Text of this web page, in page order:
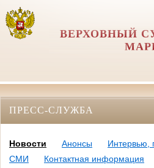
ВЕРХОВНЫЙ
ПРЕСС-СЛУЖБА
Новости Анонсы
Интервью,
СМИ
Контактная информация